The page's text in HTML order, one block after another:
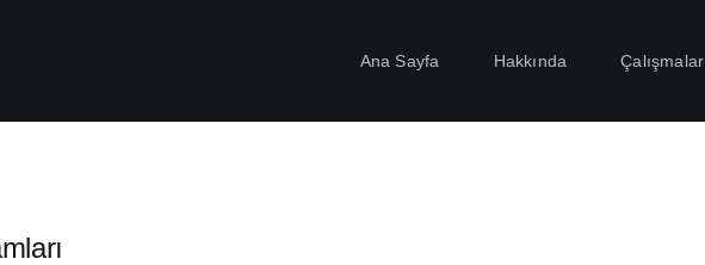
Ana Sayfa Hakkında Çalışmalar